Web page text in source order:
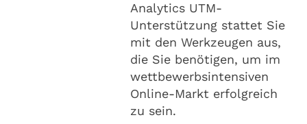
Analytics UTM-
Unterstützung stattet Sie
mit den Werkzeugen aus,
die Sie benötigen, um im
wettbewerbsintensiven
Online-Markt erfolgreich
zu sein.